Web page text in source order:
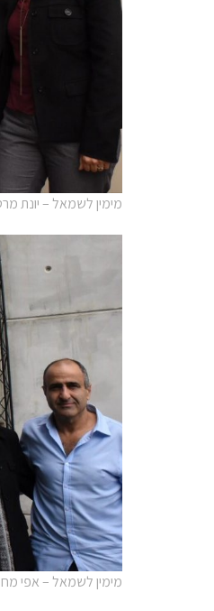
מימין לשמאל – יונת
מימין לשמאל – אפי